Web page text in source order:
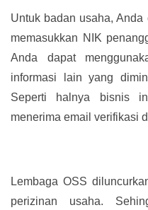
Untuk badan usaha,
memasukkan NIK
Anda dapat
informasi lain yang
Seperti halnya bisnis
menerima email verifikasi
Lembaga OSS
perizinan usaha.